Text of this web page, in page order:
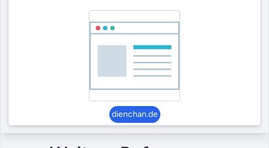
dienchan.de